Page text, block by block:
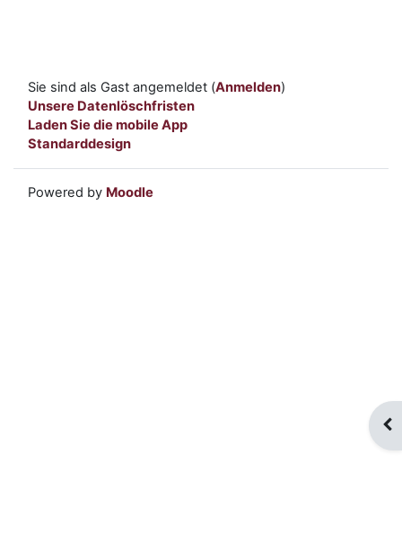
Sie sind als Gast angemeldet (Anmelden)
Unsere Datenlöschfristen
Laden Sie die mobile App
Standarddesign
Powered by Moodle